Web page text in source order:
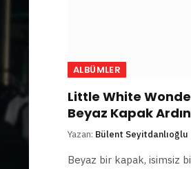
ALBÜMLER
Little White
Beyaz Kapak
Yazan: Bülent Seyitdanlıoğlu
Beyaz bir kapak, isimsiz